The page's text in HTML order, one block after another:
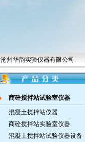
沧州华韵实验仪器有限公司
商砼搅拌站试验室仪器
混凝土搅拌站仪器
商砼搅拌站实验室仪器
混凝土搅拌站试验仪器设备